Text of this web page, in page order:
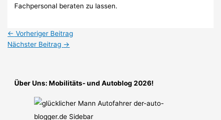
Fachpersonal beraten zu lassen.
← Vorheriger Beitrag
Nächster Beitrag →
Über Uns: Mobilitäts- und Autoblog 2026!